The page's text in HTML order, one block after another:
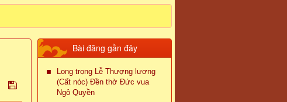
Bài đăng gần đây
Long trọng Lễ Thượng lương
(Cất nóc) Đền thờ Đức vua
Ngô Quyền